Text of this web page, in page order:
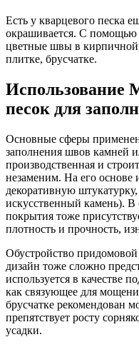
Есть у кварцевого песка
окрашивается. С помощью
цветные швы в
плитке, брусчатке.
Использование
песок для
Основные сферы
заполнения швов камней
производственная и
незаменим. На его основе
декоративную
искусственный камень). В
покрытия тоже
плотность и прочность,
Обустройство
дизайн тоже сложно
используется в качестве
как связующее для
брусчатке рекомендован
препятствует росту
усадки.